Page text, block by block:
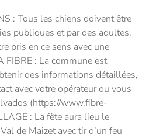
: Tous les chiens doivent être
publiques et par des adultes.
pris en ce sens avec une
: La commune est
des informations détaillées,
avec votre opérateur ou vous
(https://www.fibre-
: La fête aura lieu le
de Maizet avec tir d’un feu